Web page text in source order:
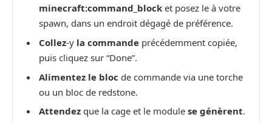
minecraft:command_block et posez le à votre
spawn, dans un endroit dégagé de préférence.
Collez-y la commande précédemment copiée,
puis cliquez sur “Done”.
Alimentez le bloc de commande via une torche
ou un bloc de redstone.
Attendez que la cage et le module se génèrent.